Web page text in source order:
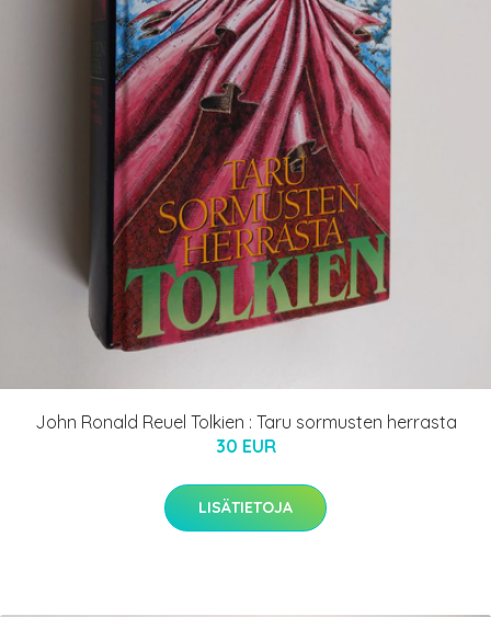
John Ronald Reuel Tolkien : Taru sormusten herrasta
30 EUR
LISÄTIETOJA